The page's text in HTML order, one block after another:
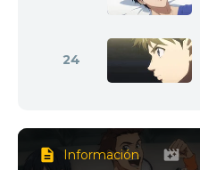
24
Información